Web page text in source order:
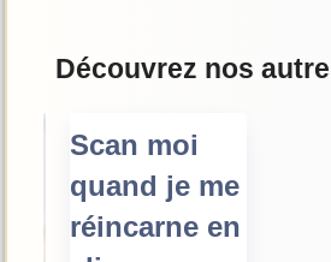
Découvrez nos
Scan moi
quand je me
réincarne en